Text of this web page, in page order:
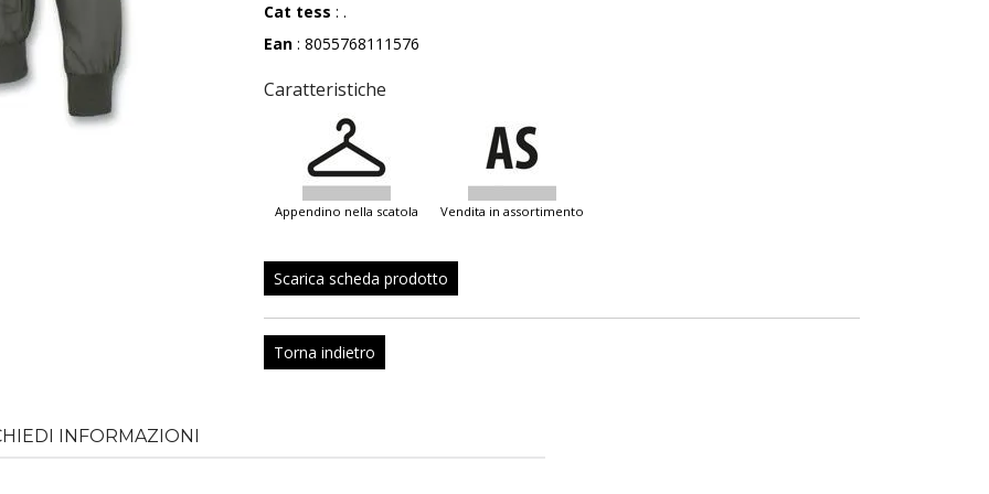
Cat tess : .
Ean : 8055768111576
Caratteristiche
appendino nella scatola vendita in assortimento
Scarica scheda prodotto
Torna indietro
INFORMAZIONI